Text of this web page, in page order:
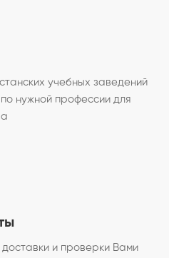
учебных заведений
нужной профессии для
доставки и проверки Вами